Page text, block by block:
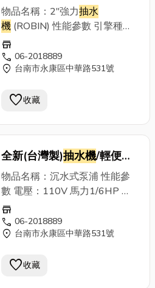
強力抽水機(免運費)~(原裝
進口引擎)
物品名稱：2"強力抽水
機(ROBIN) 性能參數 引擎種
類：EY-15氣冷式四行程引擎最
大出量：580Liter/min
全 揚 程：32出 力：
2.7L使用燃料：95無鉛汽油機
475X315X400mm ((含稅
store
call 06-2018889
location_on 台南市永康區中華路531號
favorite收藏
全新(台灣製)抽水機/輕便型
沉水式泵浦(抽水馬達)免運
費 ~
物品名稱：沉水式泵浦 性能參
數 電壓：110V 馬力1/6HP 最
高揚程：6M 最大流量：
80LPM/MIN 出水口：1" ((含稅
價為1365元))
store
call 06-2018889
location_on 台南市永康區中華路531號
favorite收藏